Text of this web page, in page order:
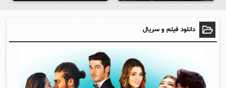
دانلود فیلم و سریال